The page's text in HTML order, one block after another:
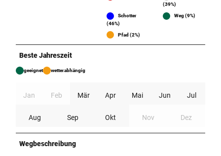
(39%)
Schotter
(46%)
Weg (9%)
Pfad (2%)
Beste Jahreszeit
geeignet wetterabhängig
Jan Feb Mär Apr Mai Jun Jul
Aug Sep Okt Nov Dez
Wegbeschreibung